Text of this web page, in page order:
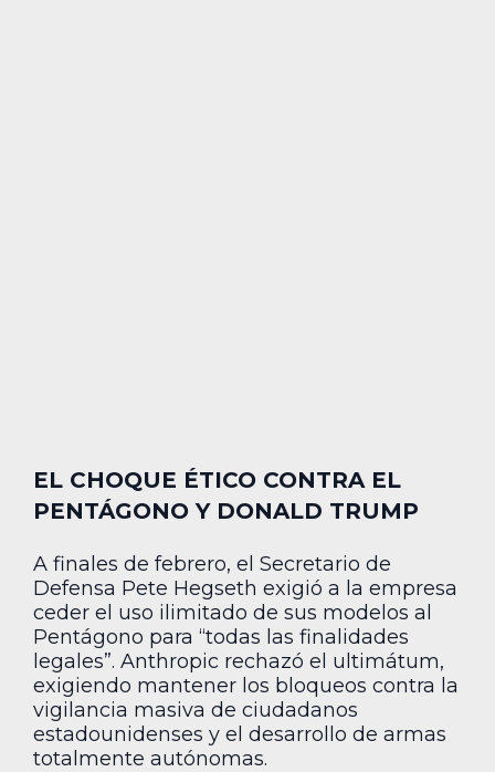
EL CHOQUE ÉTICO CONTRA EL
PENTÁGONO Y DONALD TRUMP
A finales de febrero, el Secretario de
Defensa Pete Hegseth exigió a la empresa
ceder el uso ilimitado de sus modelos al
Pentágono para “todas las finalidades
legales”. Anthropic rechazó el ultimátum,
exigiendo mantener los bloqueos contra la
vigilancia masiva de ciudadanos
estadounidenses y el desarrollo de armas
totalmente autónomas.